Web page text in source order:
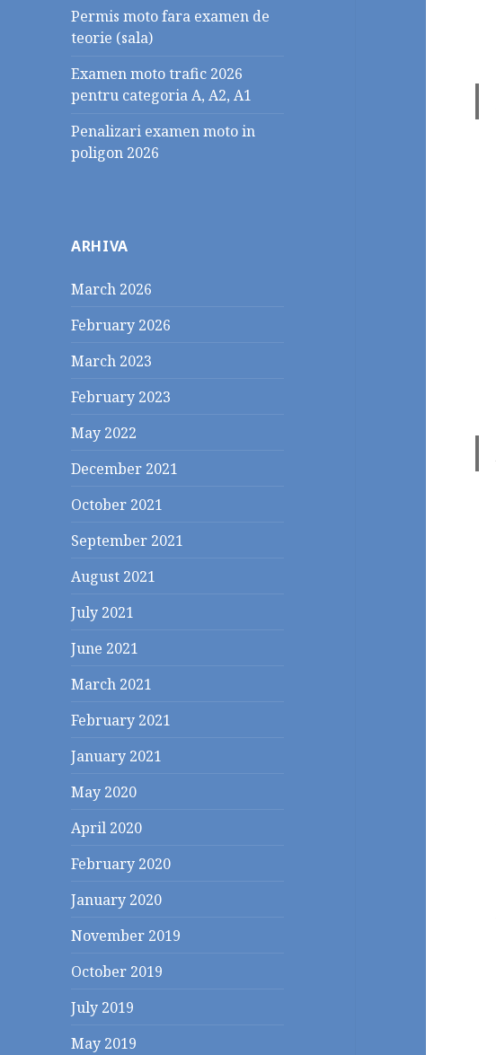
Permis moto fara examen de
teorie (sala)
Examen moto trafic 2026
pentru categoria A, A2, A1
Penalizari examen moto in
poligon 2026
ARHIVA
March 2026
February 2026
March 2023
February 2023
May 2022
December 2021
October 2021
September 2021
August 2021
July 2021
June 2021
March 2021
February 2021
January 2021
May 2020
April 2020
February 2020
January 2020
November 2019
October 2019
July 2019
May 2019